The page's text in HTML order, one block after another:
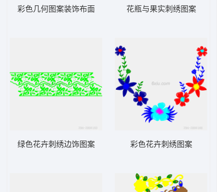
彩色几何图案装饰布面
绿色花卉刺绣边饰图案
花瓶与果实刺绣图案
彩色花卉刺绣图案